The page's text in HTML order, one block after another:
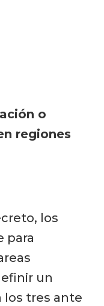
o
regiones
los
para
un
los tres ante